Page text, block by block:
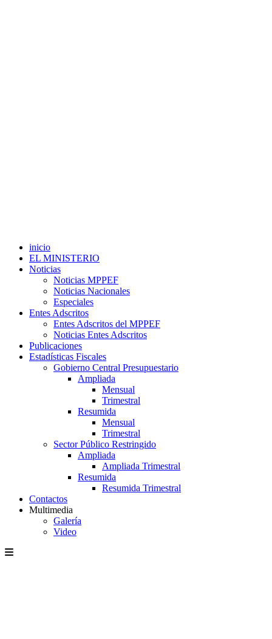
inicio
EL MINISTERIO
Noticias
Noticias MPPEF
Noticias Nacionales
Especiales
Entes Adscritos
Entes Adscritos del MPPEF
Noticias Entes Adscritos
Publicaciones
Estadísticas Fiscales
Gobierno Central Presupuestario
Ampliada
Mensual
Trimestral
Resumida
Mensual
Trimestral
Sector Público Restringido
Ampliada
Ampliada Trimestral
Resumida
Resumida Trimestral
Contactos
Multimedia
Galería
Video